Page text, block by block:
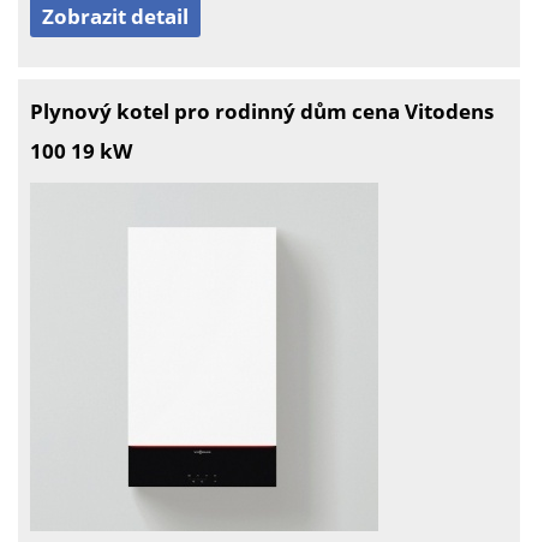
Zobrazit detail
Plynový kotel pro rodinný dům cena Vitodens
100 19 kW